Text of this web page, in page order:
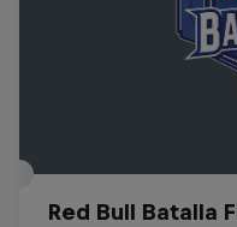
Red Bull Batalla